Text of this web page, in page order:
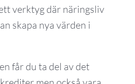
verktyg där näringsliv
skapa nya värden i
får du ta del av det